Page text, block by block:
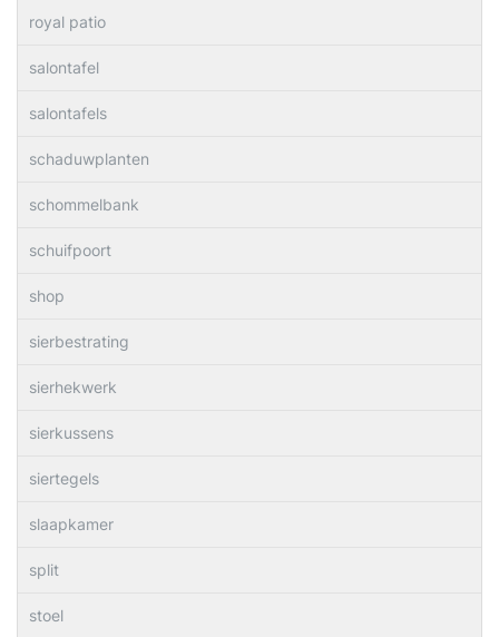
royal patio
salontafel
salontafels
schaduwplanten
schommelbank
schuifpoort
shop
sierbestrating
sierhekwerk
sierkussens
siertegels
slaapkamer
split
stoel